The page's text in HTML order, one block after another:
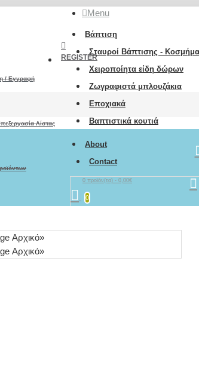
/ Εγγραφή
Λίστας
Menu
Βάπτιση
Σταυροί Βάπτισης -
Χειροποίητα είδη δώρων
Ζωγραφιστά μπλουζάκια
Εποχιακά
Βαπτιστικά κουτιά
About
Contact
0 προϊόν(τα) - 0,00€
0
REGISTER